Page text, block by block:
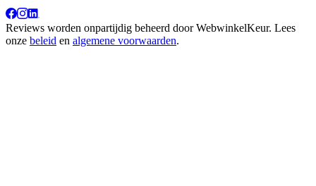
Reviews worden onpartijdig beheerd doorWebwinkelKeur. Lees
onze beleid en algemene voorwaarden.